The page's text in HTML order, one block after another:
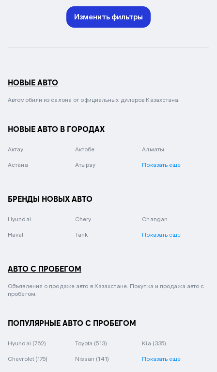
Изменить фильтры
НОВЫЕ АВТО
Автомобили из салона от официальных дилеров Казахстана.
НОВЫЕ АВТО В ГОРОДАХ
Актау Актобе Алматы
Астана Атырау Показать еще
БРЕНДЫ НОВЫХ АВТО
Hyundai Chery Changan
Haval Tank Показать еще
АВТО С ПРОБЕГОМ
Объявления о продаже авто в Казахстане. Покупка и продажа авто с
пробегом.
ПОПУЛЯРНЫЕ АВТО С ПРОБЕГОМ
Hyundai (762) Toyota (513) Kia (335)
Chevrolet (175) Nissan (141) Показать еще